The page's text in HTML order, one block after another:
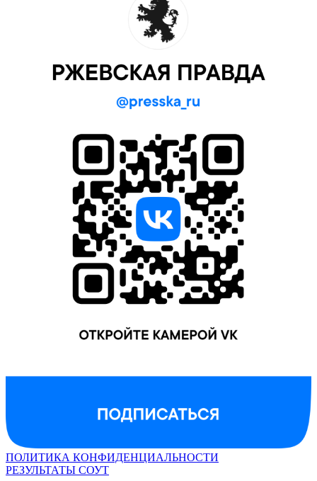
ПОЛИТИКА КОНФИДЕНЦИАЛЬНОСТИ
РЕЗУЛЬТАТЫ СОУТ